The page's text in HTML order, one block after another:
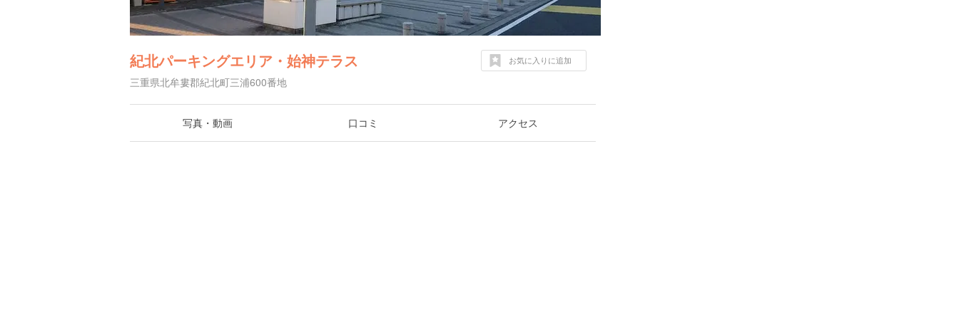
紀北パーキングエリア・始神テラス
三重県北牟婁郡紀北町三浦600番地
お気に入りに追加
写真・動画 口コミ アクセス